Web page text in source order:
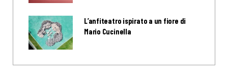
L’anfiteatro ispirato a un fiore di
Mario Cucinella